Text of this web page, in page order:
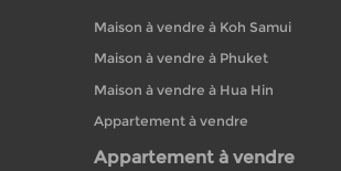
Maison à vendre à Koh Samui
Maison à vendre à Phuket
Maison à vendre à Hua Hin
Appartement à vendre
Appartement à vendre